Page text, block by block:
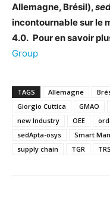
Allemagne, Brésil),
incontournable sur le
4.0. Pour en savoir
Group
TAGS Allemagne
Giorgio Cuttica
GMAO
new Industry
OEE
sedApta-osys
Smart
supply chain
TGR TRS